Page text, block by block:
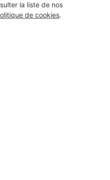
la liste de nos
de cookies.